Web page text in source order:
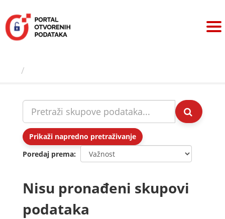
sadržaj
Prikaži napredno pretraživanje
Poredaj prema
Nisu pronađeni skupovi
podataka